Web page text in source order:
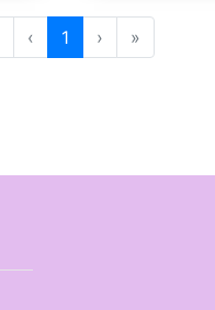
‹ 1 › »